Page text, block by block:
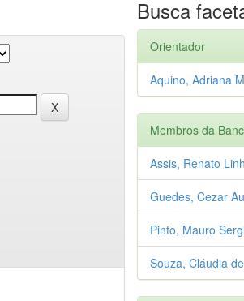
Busca
Orientador
Aquino, Adriana
Membros da
Assis, Renato
Guedes, Cezar
Pinto, Mauro
Souza, Cláudia de